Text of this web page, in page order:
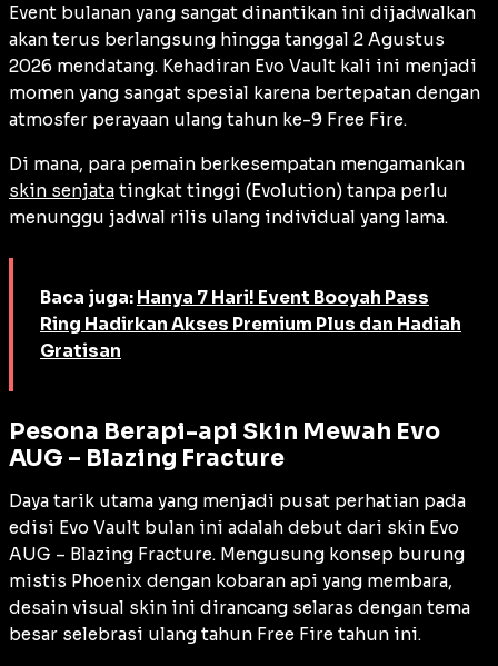
Event bulanan yang sangat dinantikan ini dijadwalkan
akan terus berlangsung hingga tanggal 2 Agustus
2026 mendatang. Kehadiran Evo Vault kali ini menjadi
momen yang sangat spesial karena bertepatan dengan
atmosfer perayaan ulang tahun ke-9 Free Fire.
Di mana, para pemain berkesempatan mengamankan
skin senjata tingkat tinggi (Evolution) tanpa perlu
menunggu jadwal rilis ulang individual yang lama.
Baca juga: Hanya 7 Hari! Event Booyah Pass
Ring Hadirkan Akses Premium Plus dan Hadiah
Gratisan
Pesona Berapi-api Skin Mewah Evo
AUG – Blazing Fracture
Daya tarik utama yang menjadi pusat perhatian pada
edisi Evo Vault bulan ini adalah debut dari skin Evo
AUG – Blazing Fracture. Mengusung konsep burung
mistis Phoenix dengan kobaran api yang membara,
desain visual skin ini dirancang selaras dengan tema
besar selebrasi ulang tahun Free Fire tahun ini.